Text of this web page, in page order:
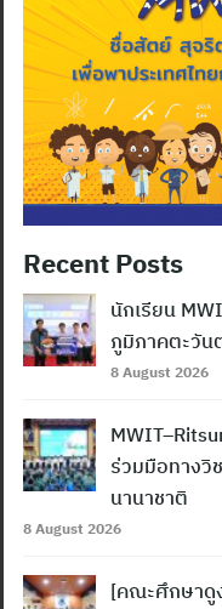
Recent Posts
นักเรียน
ภูมิภาคตะวัน
8 August 2026
ร่วมมือทางวิ
นานาชาติ
8 August 2026
[คณะศึกษาดู